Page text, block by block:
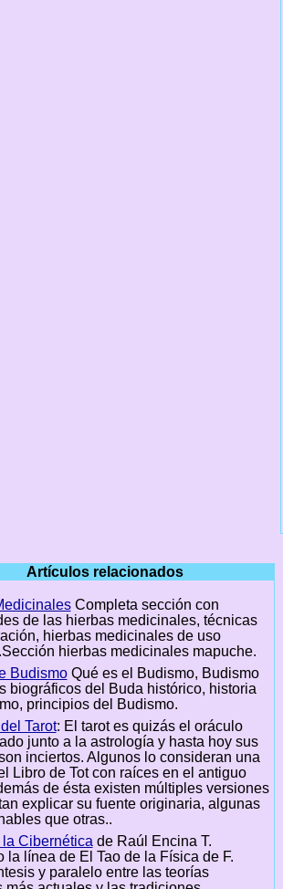
Artículos relacionados
Completa sección con
de las hierbas medicinales, técnicas
hierbas medicinales de uso
hierbas medicinales mapuche.
BudismoQué es el Budismo, Budismo
biográficos del Buda histórico, historia
principios del Budismo.
Tarot: El tarot es quizás el oráculo
junto a la astrología y hasta hoy sus
inciertos. Algunos lo consideran una
Libro de Tot con raíces en el antiguo
de ésta existen múltiples versiones
explicar su fuente originaria, algunas
que otras..
la Cibernética de Raúl Encina T.
la línea de El Tao de la Física de F.
y paralelo entre las teorías